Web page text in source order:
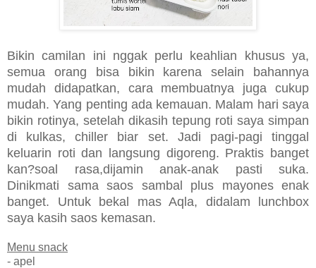
Bikin camilan ini nggak perlu keahlian khusus ya,
semua orang bisa bikin karena selain bahannya
mudah didapatkan, cara membuatnya juga cukup
mudah. Yang penting ada kemauan. Malam hari saya
bikin rotinya, setelah dikasih tepung roti saya simpan
di kulkas, chiller biar set. Jadi pagi-pagi tinggal
keluarin roti dan langsung digoreng. Praktis banget
kan?soal rasa,dijamin anak-anak pasti suka.
Dinikmati sama saos sambal plus mayones enak
banget. Untuk bekal mas Aqla, didalam lunchbox
saya kasih saos kemasan.
Menu snack
- apel